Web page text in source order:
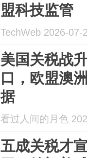
盟科技监管
TechWeb 2026-07-
美国关税战
口，欧盟澳
据
看过人间的月色
五成关税才